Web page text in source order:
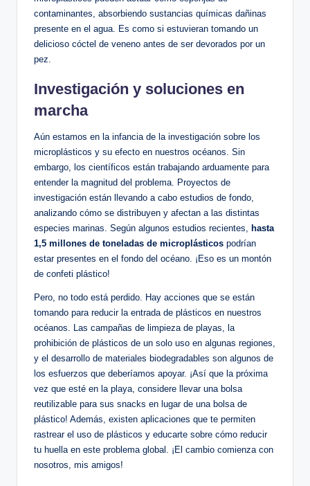
contaminantes, absorbiendo sustancias químicas dañinas
presente en el agua. Es como si estuvieran tomando un
delicioso cóctel de veneno antes de ser devorados por un
pez.
Investigación y soluciones en
marcha
Aún estamos en la infancia de la investigación sobre los
microplásticos y su efecto en nuestros océanos. Sin
embargo, los científicos están trabajando arduamente para
entender la magnitud del problema. Proyectos de
investigación están llevando a cabo estudios de fondo,
analizando cómo se distribuyen y afectan a las distintas
especies marinas. Según algunos estudios recientes, hasta
1,5 millones de toneladas de microplásticos podrían
estar presentes en el fondo del océano. ¡Eso es un montón
de confeti plástico!
Pero, no todo está perdido. Hay acciones que se están
tomando para reducir la entrada de plásticos en nuestros
océanos. Las campañas de limpieza de playas, la
prohibición de plásticos de un solo uso en algunas regiones,
y el desarrollo de materiales biodegradables son algunos de
los esfuerzos que deberíamos apoyar. ¡Así que la próxima
vez que esté en la playa, considere llevar una bolsa
reutilizable para sus snacks en lugar de una bolsa de
plástico! Además, existen aplicaciones que te permiten
rastrear el uso de plásticos y educarte sobre cómo reducir
tu huella en este problema global. ¡El cambio comienza con
nosotros, mis amigos!